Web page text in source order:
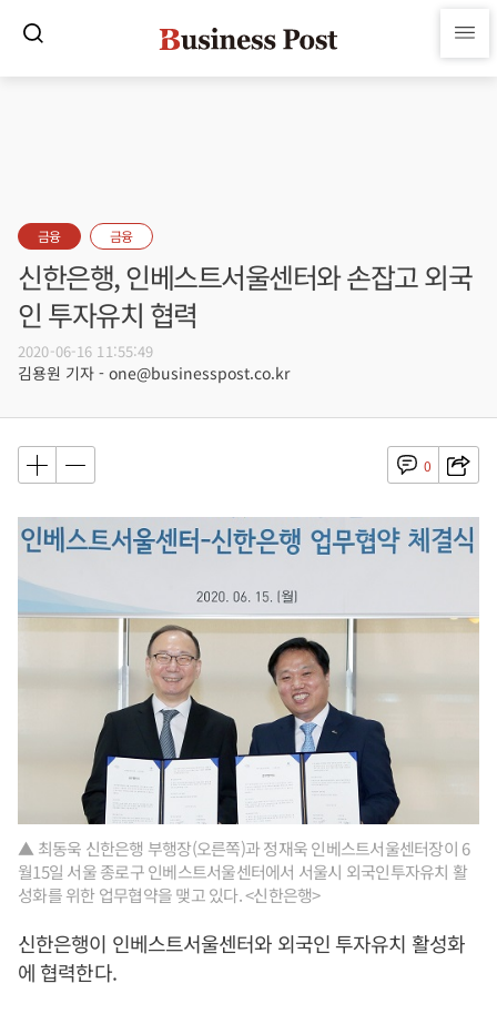
금융 금융
신한은행, 인베스트서울센터와 손잡고 외국
인 투자유치 협력
2020-06-16 11:55:49
김용원 기자 - one@businesspost.co.kr
0
▲ 최동욱 신한은행 부행장(오른쪽)과 정재욱 인베스트서울센터장이 6
월15일 서울 종로구 인베스트서울센터에서 서울시 외국인투자유치 활
성화를 위한 업무협약을 맺고 있다. <신한은행>
신한은행이 인베스트서울센터와 외국인 투자유치 활성화
에 협력한다.